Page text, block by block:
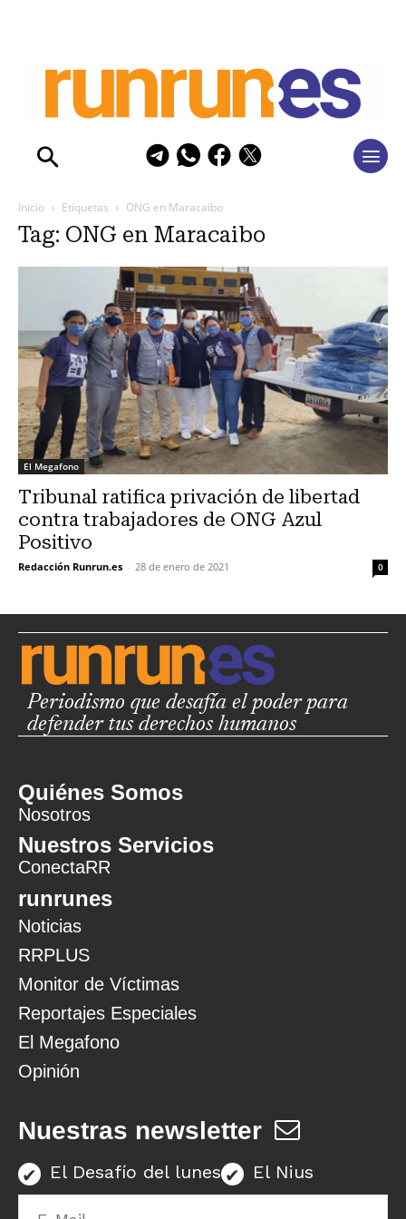
Inicio Etiquetas ONG en Maracaibo
Tag: ONG en Maracaibo
El Megafono
Tribunal ratifica privación de libertad
contra trabajadores de ONG Azul
Positivo
Redacción Runrun.es - 28 de enero de 2021 0
Periodismo que desafía el poder para
defender tus derechos humanos
Quiénes Somos
Nosotros
Nuestros Servicios
ConectaRR
runrunes
Noticias
RRPLUS
Monitor de Víctimas
Reportajes Especiales
El Megafono
Opinión
Nuestras newsletter
El Desafío del lunes El Nius